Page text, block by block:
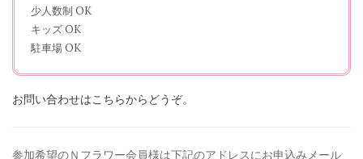
少人数制 OK
キッズ OK
駐車場 OK
お問い合わせはこちらからどうぞ。
参加希望のＮフラワー会員様は下記のアドレスにお申込みメール